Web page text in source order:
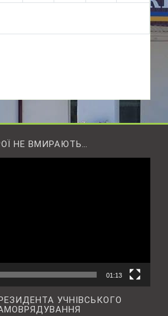
НЕ ВМИРАЮТЬ…
01:13
УЧНІВСЬКОГО